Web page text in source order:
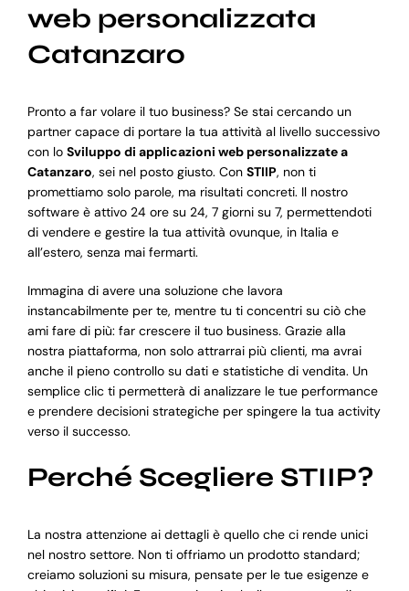
web personalizzata
Catanzaro
Pronto a far volare il tuo business? Se stai cercando un
partner capace di portare la tua attività al livello successivo
con lo Sviluppo di applicazioni web personalizzate a
Catanzaro, sei nel posto giusto. Con STIIP, non ti
promettiamo solo parole, ma risultati concreti. Il nostro
software è attivo 24 ore su 24, 7 giorni su 7, permettendoti
di vendere e gestire la tua attività ovunque, in Italia e
all’estero, senza mai fermarti.
Immagina di avere una soluzione che lavora
instancabilmente per te, mentre tu ti concentri su ciò che
ami fare di più: far crescere il tuo business. Grazie alla
nostra piattaforma, non solo attrarrai più clienti, ma avrai
anche il pieno controllo su dati e statistiche di vendita. Un
semplice clic ti permetterà di analizzare le tue performance
e prendere decisioni strategiche per spingere la tua activity
verso il successo.
Perché Scegliere STIIP?
La nostra attenzione ai dettagli è quello che ci rende unici
nel nostro settore. Non ti offriamo un prodotto standard;
creiamo soluzioni su misura, pensate per le tue esigenze e